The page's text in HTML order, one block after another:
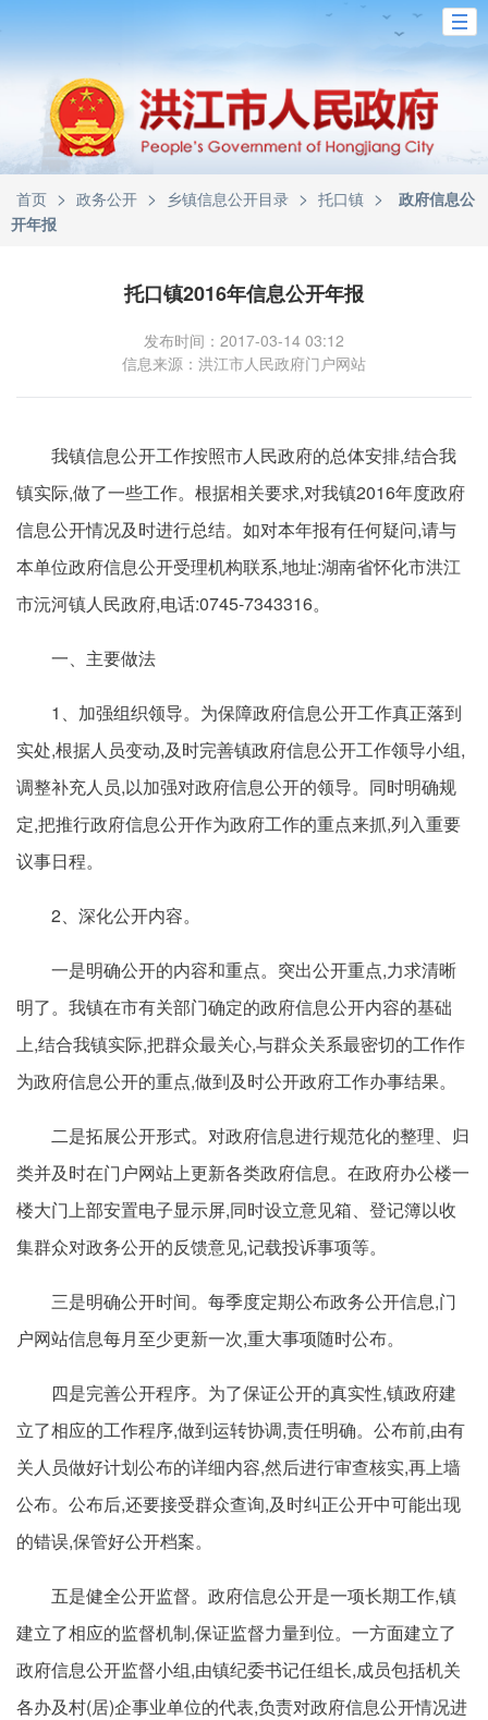
首页 > 政务公开 > 乡镇信息公开目录 > 托口镇 >
政府信息公
开年报
托口镇2016年信息公开年报
发布时间：2017-03-14 03:12
信息来源：洪江市人民政府门户网站
我镇信息公开工作按照市人民政府的总体安排,结合我
镇实际,做了一些工作。根据相关要求,对我镇2016年度政府
信息公开情况及时进行总结。如对本年报有任何疑问,请与
本单位政府信息公开受理机构联系,地址:湖南省怀化市洪江
市沅河镇人民政府,电话:0745-7343316。
一、主要做法
1、加强组织领导。为保障政府信息公开工作真正落到
实处,根据人员变动,及时完善镇政府信息公开工作领导小组,
调整补充人员,以加强对政府信息公开的领导。同时明确规
定,把推行政府信息公开作为政府工作的重点来抓,列入重要
议事日程。
2、深化公开内容。
一是明确公开的内容和重点。突出公开重点,力求清晰
明了。我镇在市有关部门确定的政府信息公开内容的基础
上,结合我镇实际,把群众最关心,与群众关系最密切的工作作
为政府信息公开的重点,做到及时公开政府工作办事结果。
二是拓展公开形式。对政府信息进行规范化的整理、归
类并及时在门户网站上更新各类政府信息。在政府办公楼一
楼大门上部安置电子显示屏,同时设立意见箱、登记簿以收
集群众对政务公开的反馈意见,记载投诉事项等。
三是明确公开时间。每季度定期公布政务公开信息,门
户网站信息每月至少更新一次,重大事项随时公布。
四是完善公开程序。为了保证公开的真实性,镇政府建
立了相应的工作程序,做到运转协调,责任明确。公布前,由有
关人员做好计划公布的详细内容,然后进行审查核实,再上墙
公布。公布后,还要接受群众查询,及时纠正公开中可能出现
的错误,保管好公开档案。
五是健全公开监督。政府信息公开是一项长期工作,镇
建立了相应的监督机制,保证监督力量到位。一方面建立了
政府信息公开监督小组,由镇纪委书记任组长,成员包括机关
各办及村(居)企事业单位的代表,负责对政府信息公开情况进